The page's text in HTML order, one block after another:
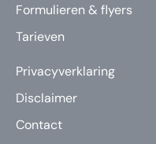
Formulieren & flyers
Tarieven
Privacyverklaring
Disclaimer
Contact